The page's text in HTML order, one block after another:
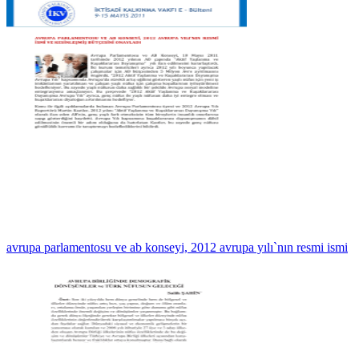
avrupa parlamentosu ve ab konseyi, 2012 avrupa yılı`nın resmi ismi